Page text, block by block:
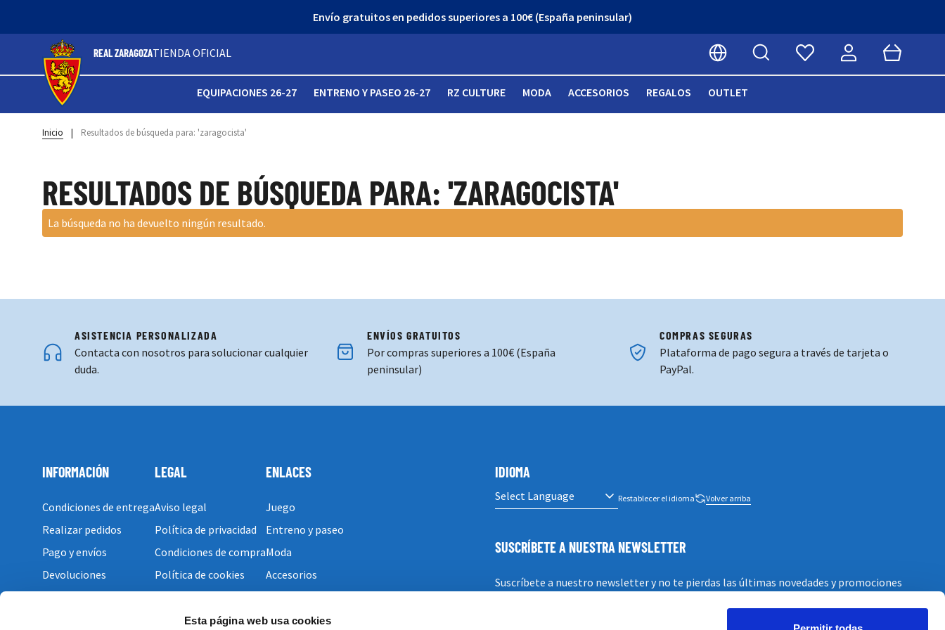
Esta página web usa cookies
Envío gratuitos en pedidos superiores a 100€ (España peninsular)
REAL ZARAGOZATIENDA OFICIAL
Buscar Cart
EQUIPACIONES 26-27 ENTRENO Y PASEO 26-27 RZ CULTURE MODA ACCESORIOS REGALOS OUTLET
Inicio | Resultados de búsqueda para: 'zaragocista'
RESULTADOS DE BÚSQUEDA PARA: 'ZARAGOCISTA'
La búsqueda no ha devuelto ningún resultado.
ASISTENCIA PERSONALIZADA
Contacta con nosotros para solucionar cualquier
duda.
ENVÍOS GRATUITOS
Por compras superiores a 100€ (España
peninsular)
COMPRAS SEGURAS
Plataforma de pago segura a través de tarjeta o
PayPal.
INFORMACIÓN
Condiciones de entrega
Realizar pedidos
Pago y envíos
Devoluciones
LEGAL
Aviso legal
Política de privacidad
Condiciones de compra
Política de cookies
ENLACES
Juego
Entreno y paseo
Moda
Accesorios
IDIOMA
Restablecer el idioma Volver arriba
SUSCRÍBETE A NUESTRA NEWSLETTER
Suscríbete a nuestro newsletter y no te pierdas las últimas novedades y promociones